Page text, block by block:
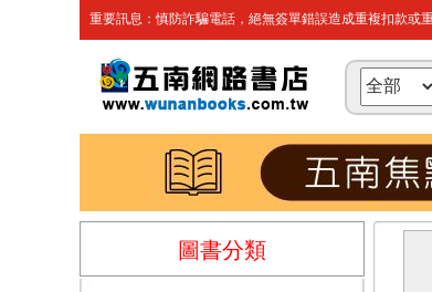
重要訊息：慎防詐騙電話，絕無簽單錯誤造成重複扣款或
圖書分類